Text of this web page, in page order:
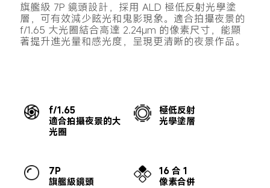
旗艦級 7P 鏡頭設計，採用 ALD 極低反射光學塗
層，可有效減少眩光和鬼影現象。適合拍攝夜景的
f/1.65 大光圈結合高達 2.24μm 的像素尺寸，能顯
著提升進光量和感光度，呈現更清晰的夜景作品。
f/1.65
適合拍攝夜景的大
光圈
極低反射
光學塗層
7P
旗艦級鏡頭
16 合 1
像素合併